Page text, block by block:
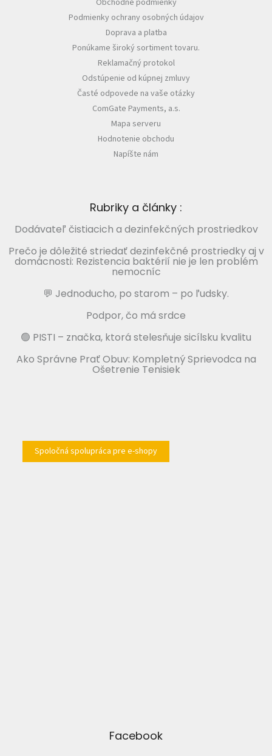
Podmienky ochrany osobných údajov
Doprava a platba
Ponúkame široký sortiment tovaru.
Reklamačný protokol
Odstúpenie od kúpnej zmluvy
Časté odpovede na vaše otázky
ComGate Payments, a.s.
Mapa serveru
Hodnotenie obchodu
Napíšte nám
Rubriky a články :
Dodávateľ čistiacich a dezinfekčných prostriedkov
Prečo je dôležité striedať dezinfekčné prostriedky aj v
domácnosti: Rezistencia baktérií nie je len problém
nemocníc
💬 Jednoducho, po starom – po ľudsky.
Podpor, čo má srdce
🟢 PISTI – značka, ktorá stelesňuje sicílsku kvalitu
Ako Správne Prať Obuv: Kompletný Sprievodca na
Ošetrenie Tenisiek
Spoločná spolupráca pre e-shopy
Facebook